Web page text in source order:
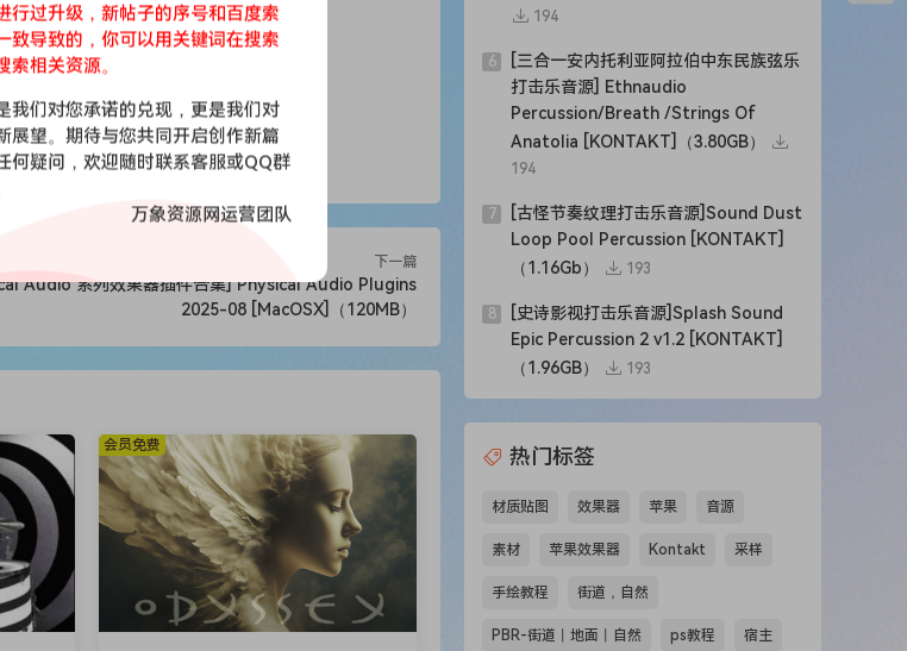
transposition, extended instrument
Laventille Rhythm Section and Jus Now
using KONTAKT PLAYER as a
下一篇
Audio 系列效果器插件合集] Physical Audio Plugins
2025-08 [MacOSX]（120MB）
会员免费
194
6
[三合一安内托利亚阿拉伯中东民族弦乐
打击乐音源] Ethnaudio
Percussion/Breath /Strings Of
Anatolia [KONTAKT]（3.80GB）
194
7
[古怪节奏纹理打击乐音源]Sound Dust
Loop Pool Percussion [KONTAKT]
（1.16Gb）
193
8
[史诗影视打击乐音源]Splash Sound
Epic Percussion 2 v1.2 [KONTAKT]
（1.96GB）
193
热门标签
材质贴图 效果器 苹果 音源
素材 苹果效果器 Kontakt 采样
手绘教程 街道，自然
PBR-街道丨地面丨自然 ps教程 宿主
行过升级，新帖子的序号和百度索
致导致的，你可以用关键词在搜索
索相关资源。
我们对您承诺的兑现，更是我们对
展望。期待与您共同开启创作新篇
何疑问，欢迎随时联系客服或QQ群
万象资源网运营团队